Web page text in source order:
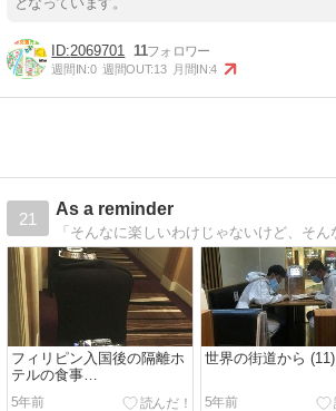
2069701 11
週間IN:0 週間OUT:13 月間IN:4
21
As a reminder
フィリピン入国後の隔離ホ
テルの食事…
5年前
世界の街道から (11)
5年前